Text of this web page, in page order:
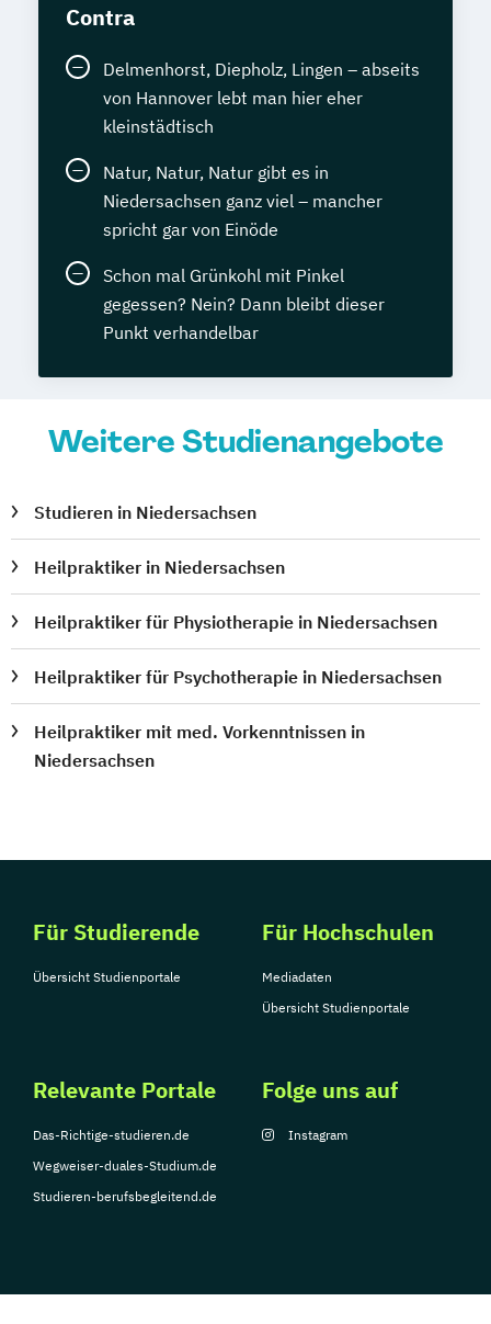
Contra
Delmenhorst, Diepholz, Lingen – abseits
von Hannover lebt man hier eher
kleinstädtisch
Natur, Natur, Natur gibt es in
Niedersachsen ganz viel – mancher
spricht gar von Einöde
Schon mal Grünkohl mit Pinkel
gegessen? Nein? Dann bleibt dieser
Punkt verhandelbar
Weitere Studienangebote
Studieren in Niedersachsen
Heilpraktiker in Niedersachsen
Heilpraktiker für Physiotherapie in Niedersachsen
Heilpraktiker für Psychotherapie in Niedersachsen
Heilpraktiker mit med. Vorkenntnissen in
Niedersachsen
Für Studierende
Übersicht Studienportale
Für Hochschulen
Mediadaten
Übersicht Studienportale
Relevante Portale
Das-Richtige-studieren.de
Wegweiser-duales-Studium.de
Studieren-berufsbegleitend.de
Folge uns auf
Instagram